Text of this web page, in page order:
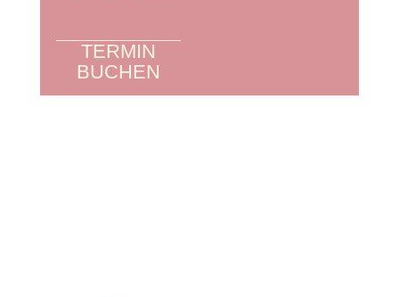
TERMIN
BUCHEN